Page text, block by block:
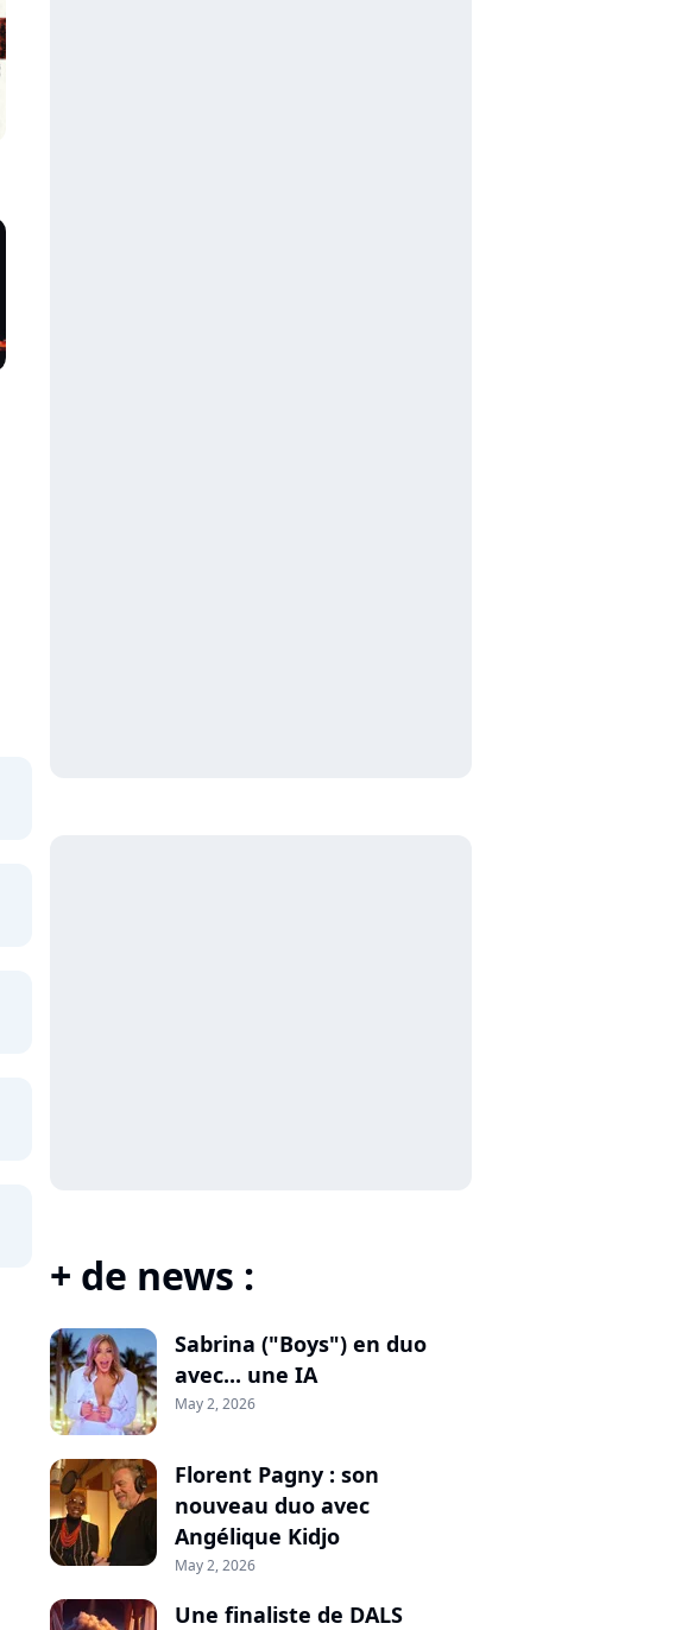
+ de news :
Sabrina ("Boys") en duo
avec... une IA
May 2, 2026
Florent Pagny : son
nouveau duo avec
Angélique Kidjo
May 2, 2026
Une finaliste de DALS